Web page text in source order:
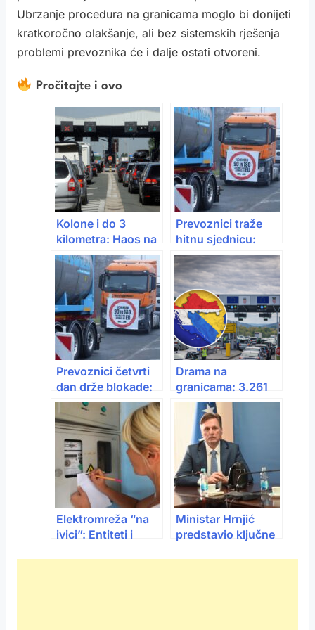
Ubrzanje procedura na granicama moglo bi donijeti
kratkoročno olakšanje, ali bez sistemskih rješenja
problemi prevoznika će i dalje ostati otvoreni.
Pročitajte i ovo
Kolone i do 3
kilometra: Haos na
granicama nakon
uvođenja EES
sistema
Prevoznici traže
hitnu sjednicu:
Prijete nove
blokade granica i
rast cijena do 30%
Prevoznici četvrti
dan drže blokade:
Granice zatvorene
za kamione, šteta i
do 100 miliona eura
dnevno
Drama na
granicama: 3.261
osoba vraćena u
jednom danu zbog
novih pravila
Elektromreža “na
ivici”: Entiteti i
Ministar Hrnjić
predstavio ključne